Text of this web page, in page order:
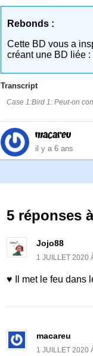
Rebonds :
Cette BD vous a
créant une BD liée :
Transcript
Case 1:Bird 1: Peut-on
macareu
il y a 6 ans
5 réponses
Jojo88
1 JUILLET 2020
♥ Il met le feu dans
macareu
1 JUILLET 2020